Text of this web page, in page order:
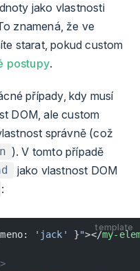
jako vlastnosti
znamená, že ve
starat, pokud custom
postupy.
případy, kdy musí
DOM, ale custom
správně (což
). V tomto případě
jako vlastnost DOM
:
template
'jack' }"></my-